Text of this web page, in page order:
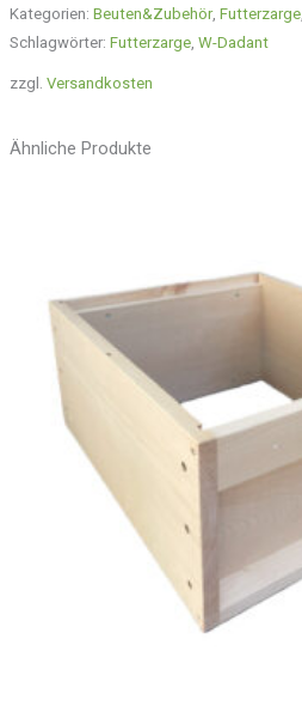
Kategorien: Beuten&Zubehör, Futterzarge,
Schlagwörter: Futterzarge, W-Dadant
zzgl. Versandkosten
Ähnliche Produkte